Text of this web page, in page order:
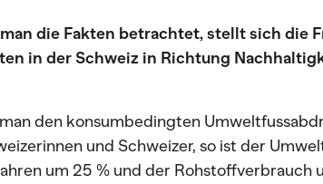
die Fakten betrachtet, stellt sich die
in der Schweiz in Richtung
den konsumbedingten
und Schweizer, so ist der
um 25 % und der Rohstoffverbrauch